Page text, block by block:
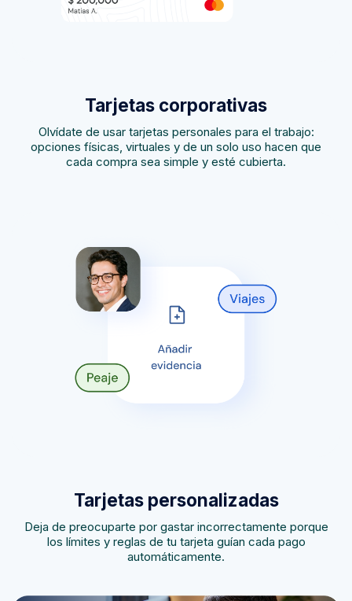
Tarjetas corporativas
Olvídate de usar tarjetas personales para el trabajo:
opciones físicas, virtuales y de un solo uso hacen que
cada compra sea simple y esté cubierta.
Tarjetas personalizadas
Deja de preocuparte por gastar incorrectamente porque
los límites y reglas de tu tarjeta guían cada pago
automáticamente.